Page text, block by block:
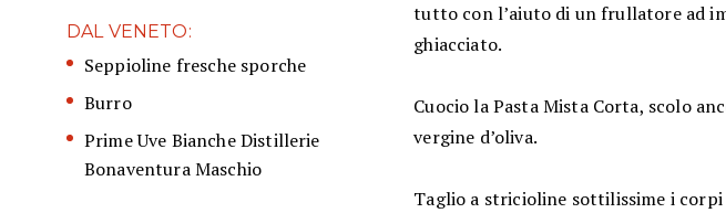
DAL VENETO:
Seppioline fresche sporche
Burro
Prime Uve Bianche Distillerie
Bonaventura Maschio
tutto con l’aiuto di un frullatore ad
ghiacciato.
Cuocio la Pasta Mista Corta, scolo
vergine d’oliva.
Taglio a stricioline sottilissime i corpi